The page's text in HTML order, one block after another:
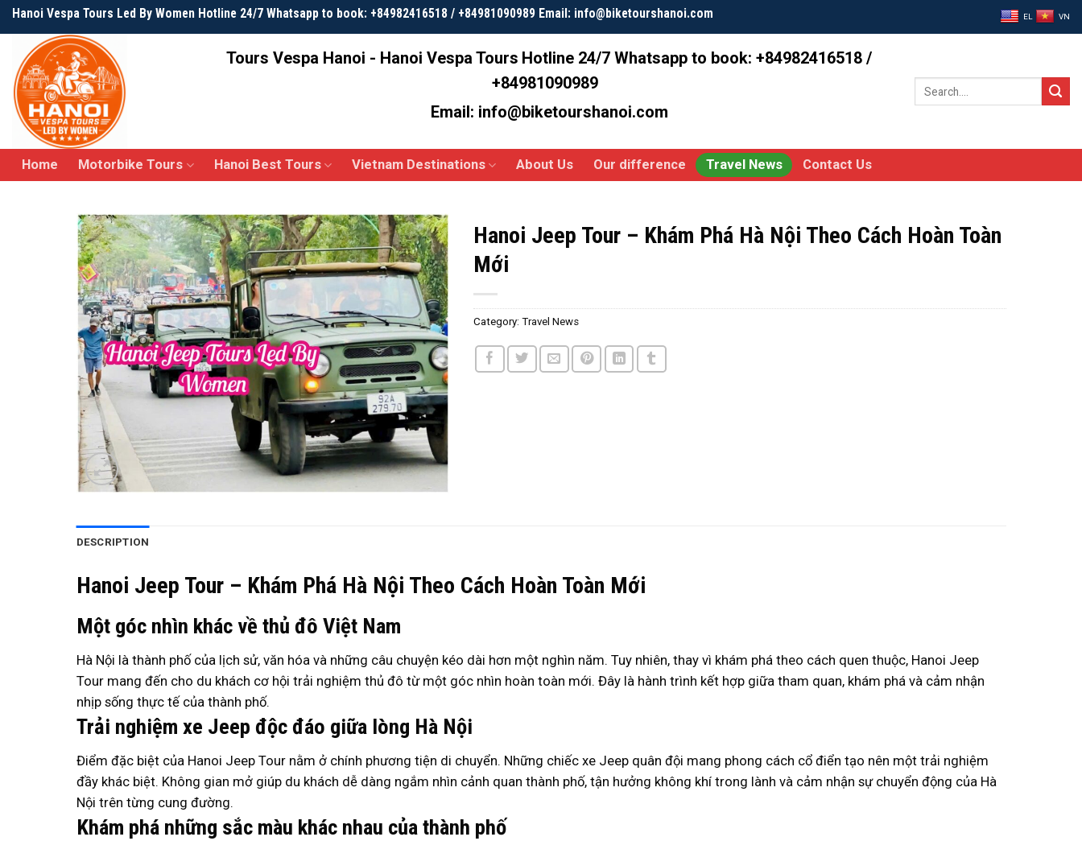
Skip
to
content
Hanoi Vespa Tours Led By Women Hotline 24/7 Whatsapp to book: +84982416518 / +84981090989 Email: info@biketourshanoi.com EL VN
Tours Vespa Hanoi - Hanoi Vespa Tours Hotline 24/7 Whatsapp to book: +84982416518 /
+84981090989
Email: info@biketourshanoi.com
Search
Home Motorbike Tours Hanoi Best Tours Vietnam Destinations About Us Our difference Travel News Contact Us
Hanoi Jeep Tour – Khám Phá Hà Nội Theo Cách Hoàn Toàn
Mới
Category:Travel News
DESCRIPTION
Hanoi Jeep Tour – Khám Phá Hà Nội Theo Cách Hoàn Toàn Mới
Một góc nhìn khác về thủ đô Việt Nam
Hà Nội là thành phố của lịch sử, văn hóa và những câu chuyện kéo dài hơn một nghìn năm. Tuy nhiên, thay vì khám phá theo cách quen thuộc, Hanoi Jeep
Tour mang đến cho du khách cơ hội trải nghiệm thủ đô từ một góc nhìn hoàn toàn mới. Đây là hành trình kết hợp giữa tham quan, khám phá và cảm nhận
nhịp sống thực tế của thành phố.
Trải nghiệm xe Jeep độc đáo giữa lòng Hà Nội
Điểm đặc biệt của Hanoi Jeep Tour nằm ở chính phương tiện di chuyển. Những chiếc xe Jeep quân đội mang phong cách cổ điển tạo nên một trải nghiệm
đầy khác biệt. Không gian mở giúp du khách dễ dàng ngắm nhìn cảnh quan thành phố, tận hưởng không khí trong lành và cảm nhận sự chuyển động của Hà
Nội trên từng cung đường.
Khám phá những sắc màu khác nhau của thành phố